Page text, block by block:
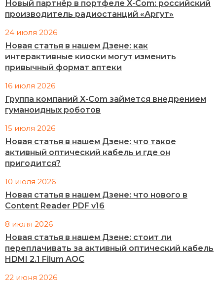
Новый партнёр в портфеле X-Com: российский
производитель радиостанций «Аргут»
24 июля 2026
Новая статья в нашем Дзене: как
интерактивные киоски могут изменить
привычный формат аптеки
16 июля 2026
Группа компаний X-Com займется внедрением
гуманоидных роботов
15 июля 2026
Новая статья в нашем Дзене: что такое
активный оптический кабель и где он
пригодится?
10 июля 2026
Новая статья в нашем Дзене: что нового в
Content Reader PDF v16
8 июля 2026
Новая статья в нашем Дзене: стоит ли
переплачивать за активный оптический кабель
HDMI 2.1 Filum AOC
22 июня 2026